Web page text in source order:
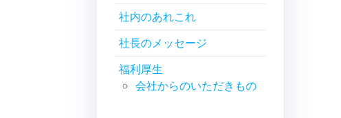
社内のあれこれ
社長のメッセージ
福利厚生
会社からのいただきもの